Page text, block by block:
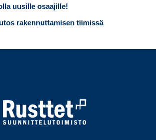
uusille osaajille!
rakennuttamisen tiimissä